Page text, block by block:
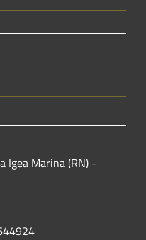
Igea Marina (RN) -